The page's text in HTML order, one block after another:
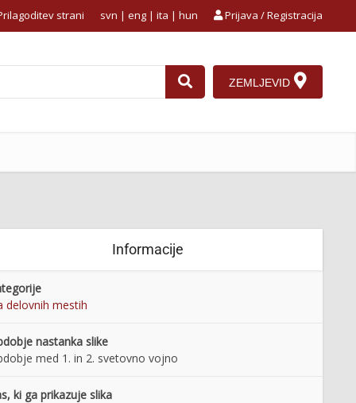
strani Prijava / Registracija
svn | eng | ita | hun
ZEMLJEVID
Informacije
delovnih mestih
nastanka slike
med 1. in 2. svetovno vojno
ki ga prikazuje slika